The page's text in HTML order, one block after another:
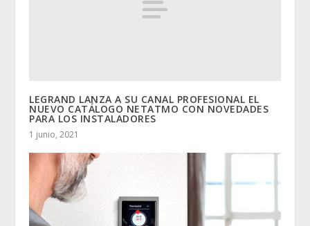
LEGRAND LANZA A SU CANAL PROFESIONAL EL
NUEVO CATÁLOGO NETATMO CON NOVEDADES
PARA LOS INSTALADORES
1 junio, 2021